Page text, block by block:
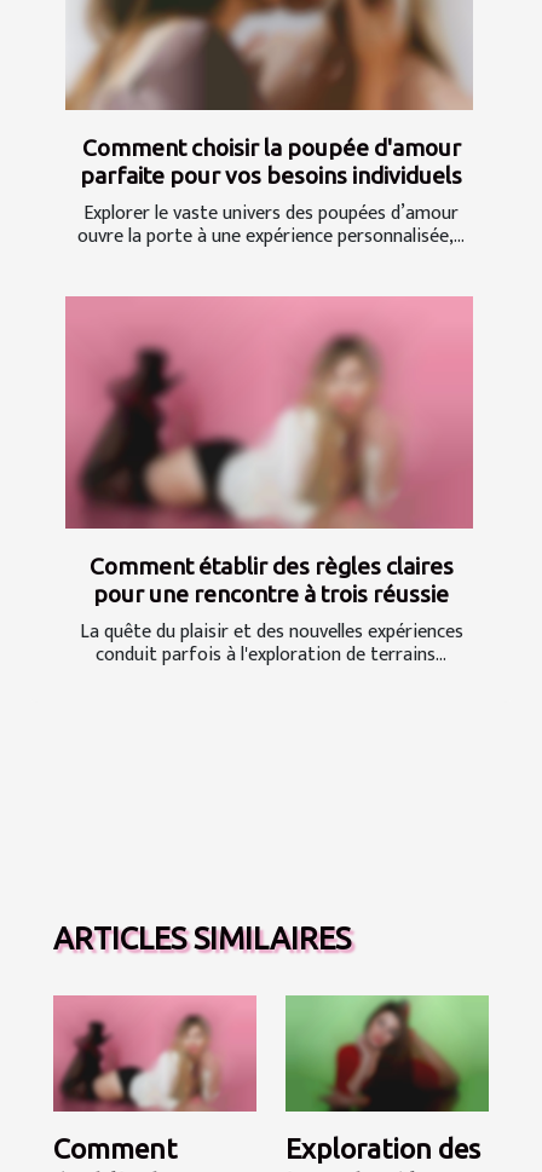
Comment choisir la poupée d'amour
parfaite pour vos besoins individuels
Explorer le vaste univers des poupées d’amour
ouvre la porte à une expérience personnalisée,...
Comment établir des règles claires
pour une rencontre à trois réussie
La quête du plaisir et des nouvelles expériences
conduit parfois à l'exploration de terrains...
ARTICLES SIMILAIRES
Comment
Exploration des